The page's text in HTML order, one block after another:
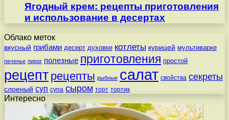
Ягодный крем: рецепты приготовления
и использование в десертах
Облако меток
вкусный грибами десерт духовке котлеты курицей мультиварке
печенье пирог полезные приготовления простой
рецепт рецепты рыбные салат свойства секреты
слоеный суп супа сыром торт тортик
Интересно